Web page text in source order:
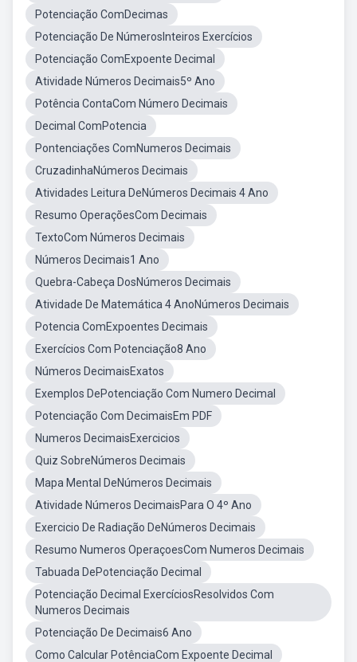
Potenciação ComDecimas
Potenciação De NúmerosInteiros Exercícios
Potenciação ComExpoente Decimal
Atividade Números Decimais5º Ano
Potência ContaCom Número Decimais
Decimal ComPotencia
Pontenciações ComNumeros Decimais
CruzadinhaNúmeros Decimais
Atividades Leitura DeNúmeros Decimais 4 Ano
Resumo OperaçõesCom Decimais
TextoCom Números Decimais
Números Decimais1 Ano
Quebra-Cabeça DosNúmeros Decimais
Atividade De Matemática 4 AnoNúmeros Decimais
Potencia ComExpoentes Decimais
Exercícios Com Potenciação8 Ano
Números DecimaisExatos
Exemplos DePotenciação Com Numero Decimal
Potenciação Com DecimaisEm PDF
Numeros DecimaisExercicios
Quiz SobreNúmeros Decimais
Mapa Mental DeNúmeros Decimais
Atividade Números DecimaisPara O 4º Ano
Exercicio De Radiação DeNúmeros Decimais
Resumo Numeros OperaçoesCom Numeros Decimais
Tabuada DePotenciação Decimal
Potenciação Decimal ExercíciosResolvidos Com
Numeros Decimais
Potenciação De Decimais6 Ano
Como Calcular PotênciaCom Expoente Decimal